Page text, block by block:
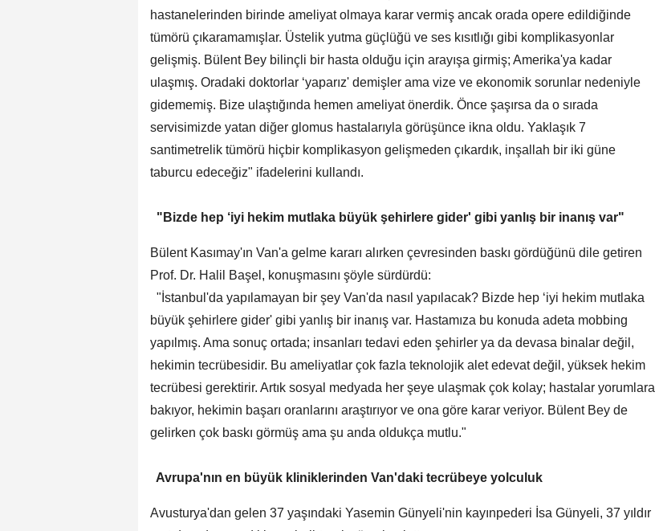
hastanelerinden birinde ameliyat olmaya karar vermiş ancak orada opere edildiğinde
tümörü çıkaramamışlar. Üstelik yutma güçlüğü ve ses kısıtlığı gibi komplikasyonlar
gelişmiş. Bülent Bey bilinçli bir hasta olduğu için arayışa girmiş; Amerika'ya kadar
ulaşmış. Oradaki doktorlar ‘yaparız' demişler ama vize ve ekonomik sorunlar nedeniyle
gidememiş. Bize ulaştığında hemen ameliyat önerdik. Önce şaşırsa da o sırada
servisimizde yatan diğer glomus hastalarıyla görüşünce ikna oldu. Yaklaşık 7
santimetrelik tümörü hiçbir komplikasyon gelişmeden çıkardık, inşallah bir iki güne
taburcu edeceğiz" ifadelerini kullandı.
"Bizde hep ‘iyi hekim mutlaka büyük şehirlere gider' gibi yanlış bir inanış var"
Bülent Kasımay'ın Van'a gelme kararı alırken çevresinden baskı gördüğünü dile getiren
Prof. Dr. Halil Başel, konuşmasını şöyle sürdürdü:
"İstanbul'da yapılamayan bir şey Van'da nasıl yapılacak? Bizde hep ‘iyi hekim mutlaka
büyük şehirlere gider' gibi yanlış bir inanış var. Hastamıza bu konuda adeta mobbing
yapılmış. Ama sonuç ortada; insanları tedavi eden şehirler ya da devasa binalar değil,
hekimin tecrübesidir. Bu ameliyatlar çok fazla teknolojik alet edevat değil, yüksek hekim
tecrübesi gerektirir. Artık sosyal medyada her şeye ulaşmak çok kolay; hastalar yorumlara
bakıyor, hekimin başarı oranlarını araştırıyor ve ona göre karar veriyor. Bülent Bey de
gelirken çok baskı görmüş ama şu anda oldukça mutlu."
Avrupa'nın en büyük kliniklerinden Van'daki tecrübeye yolculuk
Avusturya'dan gelen 37 yaşındaki Yasemin Günyeli'nin kayınpederi İsa Günyeli, 37 yıldır